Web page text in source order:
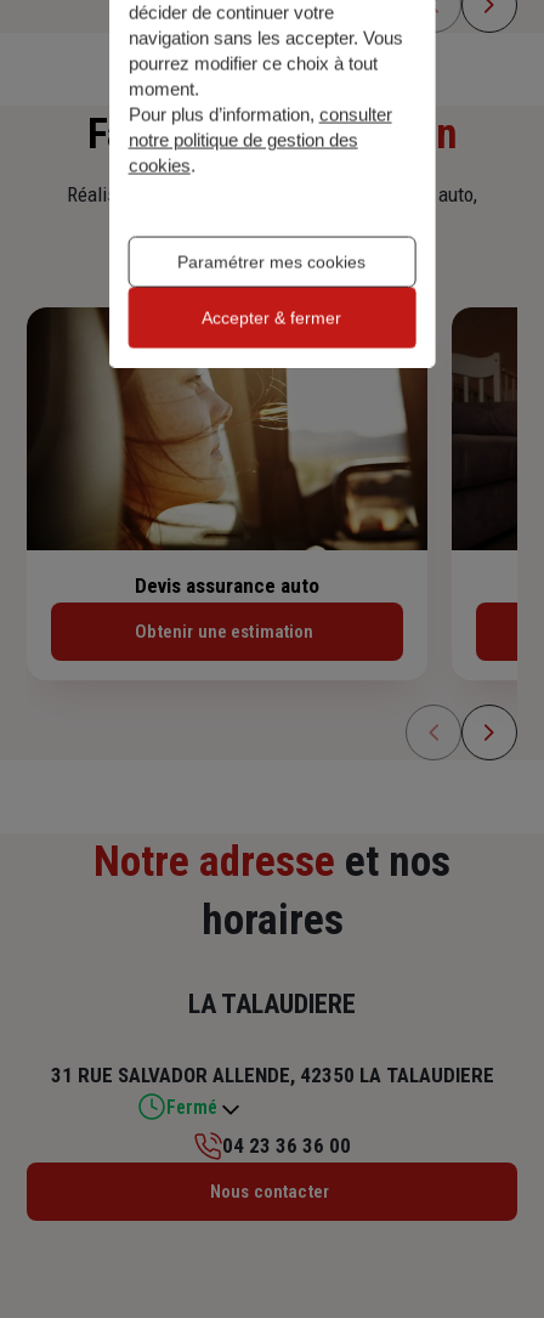
Faitesune simulation
Réalisez une simulation tarifaire d'assurance, auto,
Devis assurance auto
Obtenir une estimation
Notre adresse et nos
horaires
LA TALAUDIERE
31 RUE SALVADOR ALLENDE, 42350 LA TALAUDIERE
Fermé
Lundi : Fermé
04 23 36 36 00
Nous contacter
décider de continuer votre
navigation sans les accepter. Vous
pourrez modifier ce choix à tout
moment.
Pour plus d’information, consulter
notre politique de gestion des
cookies.
Paramétrer mes cookies
Accepter & fermer